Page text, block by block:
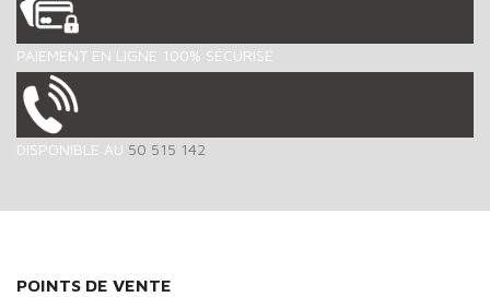
PAIEMENT EN LIGNE 100% SÉCURISÉ
DISPONIBLE AU 50 515 142
POINTS DE VENTE